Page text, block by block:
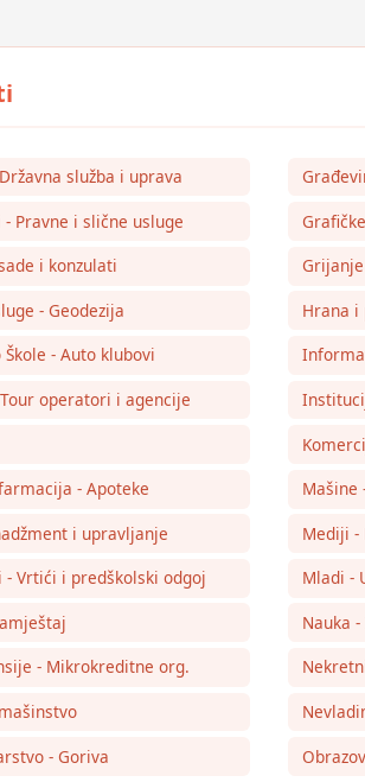
služba i uprava
Pravne i slične usluge
i konzulati
- Geodezija
- Auto klubovi
operatori i agencije
- Apoteke
i upravljanje
Vrtići i predškolski odgoj
- Mikrokreditne org.
- Goriva
Hrana i
Mašine
Mediji -
Mladi -
Nauka